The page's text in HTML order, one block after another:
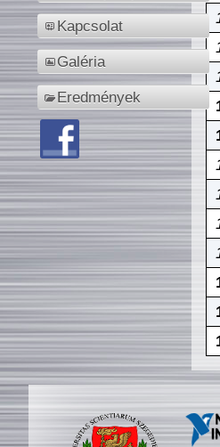
Kapcsolat
Galéria
Eredmények